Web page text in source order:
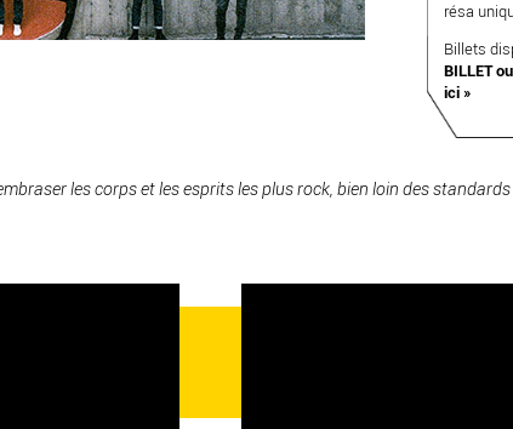
résa
Billets
BILLET
ici »
les corps et les esprits les plus rock, bien loin des standards